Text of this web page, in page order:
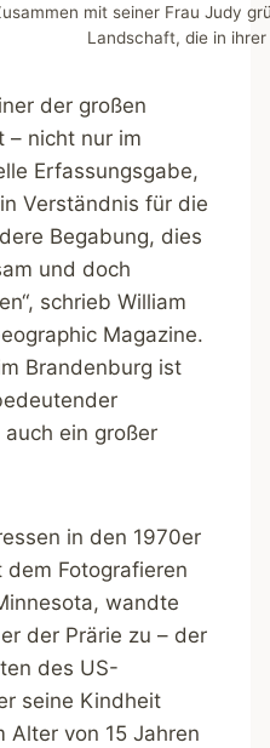
mit seiner Frau Judy
Landschaft, die in
der großen
– nicht nur im
Erfassungsgabe,
Verständnis für die
Begabung, dies
und doch
schrieb William
Magazine.
Brandenburg ist
ein großer
in den 1970er
Fotografieren
wandte
der Prärie zu – der
des US-
seine Kindheit
Alter von 15 Jahren